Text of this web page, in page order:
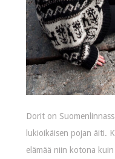
Dorit on
lukioikäisen pojan äiti.
elämää niin kotona